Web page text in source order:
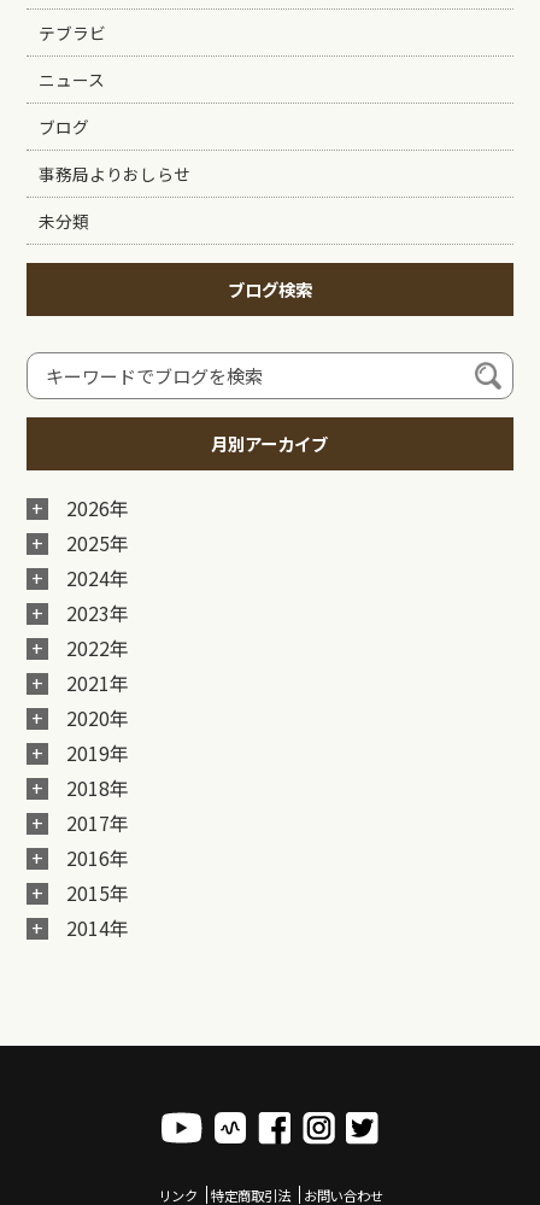
テブラビ
ニュース
ブログ
事務局よりおしらせ
未分類
ブログ検索
月別アーカイブ
2026年
2025年
2024年
2023年
2022年
2021年
2020年
2019年
2018年
2017年
2016年
2015年
2014年
リンク 特定商取引法 お問い合わせ